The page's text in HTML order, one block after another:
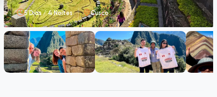
5 Dias / 4 Noites Cusco